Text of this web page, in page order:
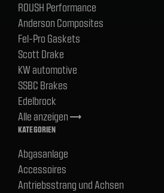
ROUSH Performance
Anderson Composites
Fel-Pro Gaskets
Scott Drake
KW automotive
SSBC Brakes
Edelbrock
Alle anzeigentrending_flat
KATEGORIEN
Abgasanlage
Accessoires
Antriebsstrang und Achsen